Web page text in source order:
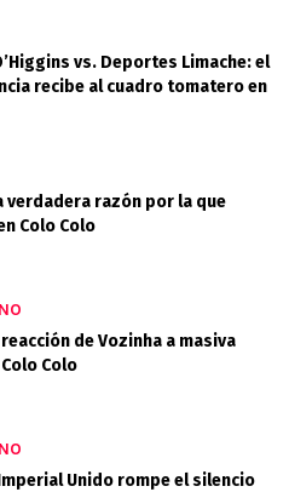
vs. Deportes Limache: el
recibe al cuadro tomatero en
verdadera razón por la que
Colo Colo
de Vozinha a masiva
Colo
Unido rompe el silencio